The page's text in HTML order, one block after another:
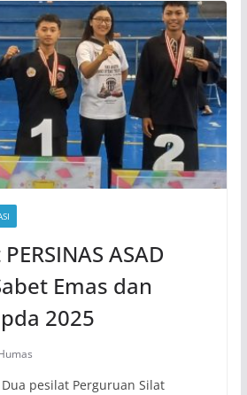
ASAD
Emas dan
2025
pesilat Perguruan Silat